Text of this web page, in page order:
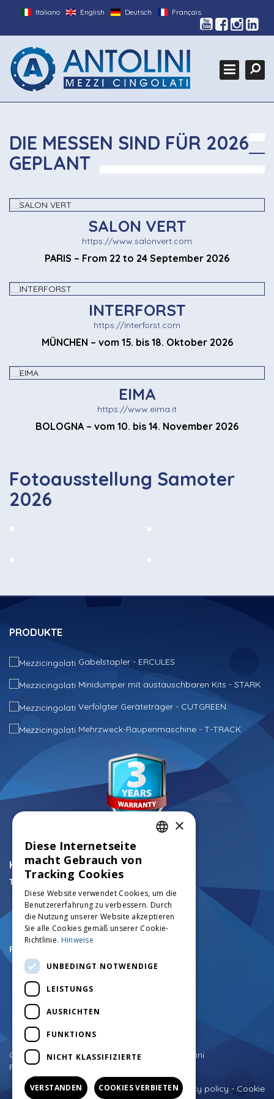
Italiano English Deutsch Français
Search
DIE MESSEN SIND FÜR 2026
GEPLANT
SALON VERT
https://www.salonvert.com
PARIS – From 22 to 24 September 2026
INTERFORST
https://interforst.com
MÜNCHEN – vom 15. bis 18. Oktober 2026
EIMA
https://www.eima.it
BOLOGNA – vom 10. bis 14. November 2026
Fotoausstellung Samoter
2026
PRODUKTE
Gabelstapler - ERCULES
Minidumper mit austauschbaren Kits - STARK
Verfolgter Geräteträger - CUTGREEN
Mehrzweck-Raupenmaschine - T-TRACK
KONTAKTE
Technische Mittel Track:
+39.0456750126
info@mezzicingolati.com
Via Volta N°24 - 37026
Settimo di Pescantina (VR)
Registrierte und Verwaltungs:
+39.0457545290
+39.0457545742
amministrazione@mezzicingolati.com
Via Cortine N.1 - 37020
Giare di Sant'Anna D'Alfaedo (VR)
Zurück nach oben
Copyright © Costruzioni Meccaniche F.lli Antolini
P.IVA: 03182100234
Privacy policy - Cookie
HOME
FIRMA
PRODUKTE
CUSTOM
KONTAKTE
FRENCH
×
Diese Internetseite
macht Gebrauch von
Tracking Cookies
Diese Website verwendet Cookies, um die
Benutzererfahrung zu verbessern. Durch
die Nutzung unserer Website akzeptieren
Sie alle Cookies gemäß unserer Cookie-
Richtlinie. Hinweise
UNBEDINGT NOTWENDIGE
LEISTUNGS
AUSRICHTEN
FUNKTIONS
NICHT KLASSIFIZIERTE
VERSTANDEN COOKIES VERBIETEN